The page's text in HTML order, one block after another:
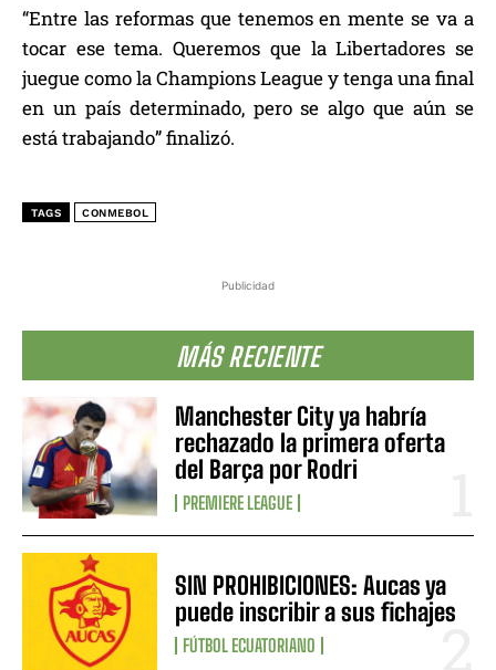
Publicidad
MÁS RECIENTE
Manchester City ya habría
rechazado la primera oferta
del Barça por Rodri
PREMIERE LEAGUE
SIN PROHIBICIONES: Aucas ya
puede inscribir a sus fichajes
FÚTBOL ECUATORIANO
“Entre las reformas que tenemos en mente se va a
tocar ese tema. Queremos que la Libertadores se
juegue como la Champions League y tenga una final
en un país determinado, pero se algo que aún se
está trabajando” finalizó.
TAGS CONMEBOL